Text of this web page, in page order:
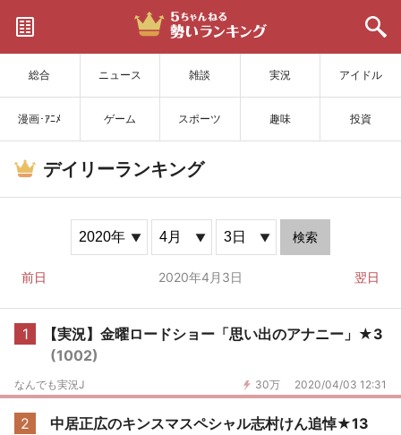
総合 ニュース 雑談 実況 アイドル
漫画･ｱﾆﾒ ゲーム スポーツ 趣味 投資
サイトを更新
デイリーランキング
検索
前日 2020年4月3日 翌日
1
【実況】金曜ロードショー「思い出のアナニー」★3
(1002)
30万 2020/04/03 12:31
なんでも実況J
2
中居正広のキンスマスペシャル志村けん追悼★13